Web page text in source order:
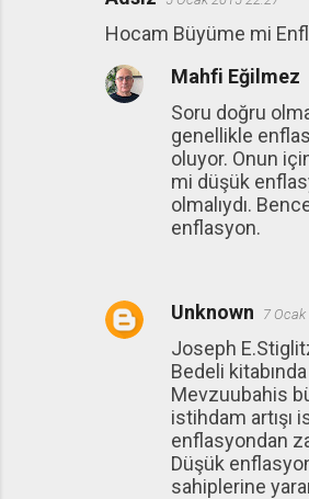
Hocam Büyüme mi
Mahfi Eğilmez
Soru doğru
genellikle
oluyor. Onun
mi düşük
olmalıydı.
enflasyon.
Unknown 7
Joseph
Bedeli
Mevzuubahis
istihdam artışı
enflasyondan
Düşük
sahiplerine